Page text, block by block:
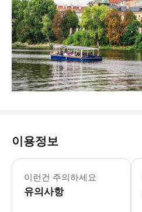
이용정보
이런건 주의하세요
유의사항